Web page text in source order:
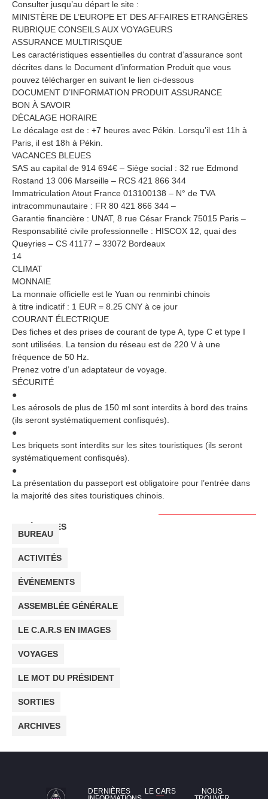
Consulter jusqu’au départ le site :
MINISTÈRE DE L’EUROPE ET DES AFFAIRES ETRANGÈRES
RUBRIQUE CONSEILS AUX VOYAGEURS
ASSURANCE MULTIRISQUE
Les caractéristiques essentielles du contrat d’assurance sont
décrites dans le Document d’information Produit que vous
pouvez télécharger en suivant le lien ci-dessous
DOCUMENT D’INFORMATION PRODUIT ASSURANCE
BON À SAVOIR
DÉCALAGE HORAIRE
Le décalage est de : +7 heures avec Pékin. Lorsqu’il est 11h à
Paris, il est 18h à Pékin.
VACANCES BLEUES
SAS au capital de 914 694€ – Siège social : 32 rue Edmond
Rostand 13 006 Marseille – RCS 421 866 344
Immatriculation Atout France 013100138 – N° de TVA
intracommunautaire : FR 80 421 866 344 –
Garantie financière : UNAT, 8 rue César Franck 75015 Paris –
Responsabilité civile professionnelle : HISCOX 12, quai des
Queyries – CS 41177 – 33072 Bordeaux
14
CLIMAT
MONNAIE
La monnaie officielle est le Yuan ou renminbi chinois
à titre indicatif : 1 EUR = 8.25 CNY à ce jour
COURANT ÉLECTRIQUE
Des fiches et des prises de courant de type A, type C et type I
sont utilisées. La tension du réseau est de 220 V à une
fréquence de 50 Hz.
Prenez votre d’un adaptateur de voyage.
SÉCURITÉ
●
Les aérosols de plus de 150 ml sont interdits à bord des trains
(ils seront systématiquement confisqués).
●
Les briquets sont interdits sur les sites touristiques (ils seront
systématiquement confisqués).
●
La présentation du passeport est obligatoire pour l’entrée dans
la majorité des sites touristiques chinois.
CATÉGORIES
BUREAU
ACTIVITÉS
ÉVÉNEMENTS
ASSEMBLÉE GÉNÉRALE
LE C.A.R.S EN IMAGES
VOYAGES
LE MOT DU PRÉSIDENT
SORTIES
ARCHIVES
DERNIÈRES
LE CARS
NOUS